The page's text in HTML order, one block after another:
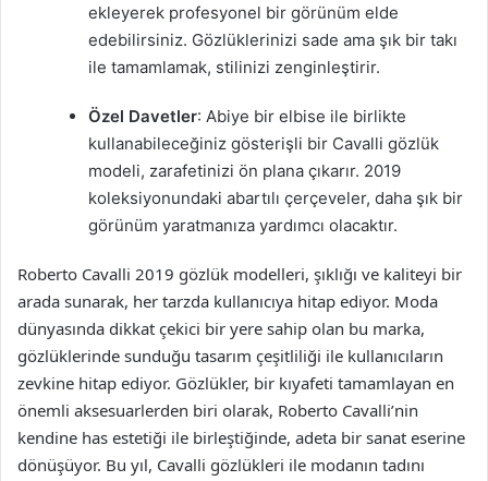
ekleyerek profesyonel bir görünüm elde
edebilirsiniz. Gözlüklerinizi sade ama şık bir takı
ile tamamlamak, stilinizi zenginleştirir.
Özel Davetler: Abiye bir elbise ile birlikte
kullanabileceğiniz gösterişli bir Cavalli gözlük
modeli, zarafetinizi ön plana çıkarır. 2019
koleksiyonundaki abartılı çerçeveler, daha şık bir
görünüm yaratmanıza yardımcı olacaktır.
Roberto Cavalli 2019 gözlük modelleri, şıklığı ve kaliteyi bir
arada sunarak, her tarzda kullanıcıya hitap ediyor. Moda
dünyasında dikkat çekici bir yere sahip olan bu marka,
gözlüklerinde sunduğu tasarım çeşitliliği ile kullanıcıların
zevkine hitap ediyor. Gözlükler, bir kıyafeti tamamlayan en
önemli aksesuarlerden biri olarak, Roberto Cavalli’nin
kendine has estetiği ile birleştiğinde, adeta bir sanat eserine
dönüşüyor. Bu yıl, Cavalli gözlükleri ile modanın tadını